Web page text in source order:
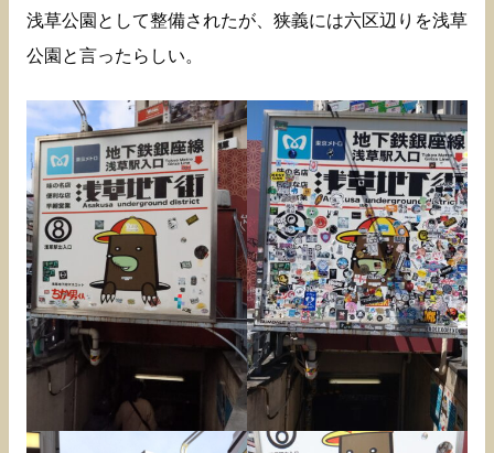
浅草公園として整備されたが、狭義には六区辺りを浅草
公園と言ったらしい。